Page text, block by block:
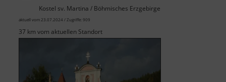
Kostel sv. Martina / Böhmisches Erzgebirge
aktuell vom 23.07.2024 / Zugriffe: 909
37 km vom aktuellen Standort